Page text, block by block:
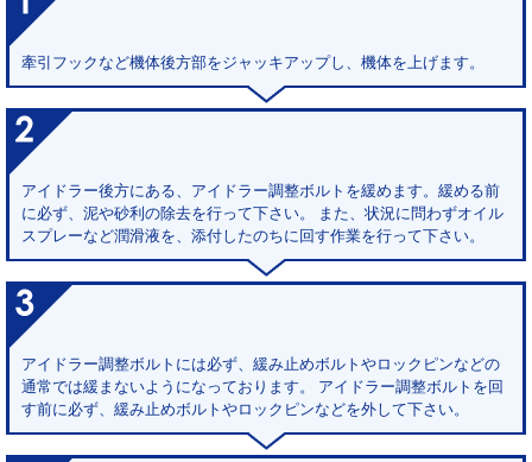
牽引フックなど機体後方部をジャッキアップし、機体を上げます。
アイドラー後方にある、アイドラー調整ボルトを緩めます。緩める前
に必ず、泥や砂利の除去を行って下さい。 また、状況に問わずオイル
スプレーなど潤滑液を、添付したのちに回す作業を行って下さい。
アイドラー調整ボルトには必ず、緩み止めボルトやロックピンなどの
通常では緩まないようになっております。 アイドラー調整ボルトを回
す前に必ず、緩み止めボルトやロックピンなどを外して下さい。